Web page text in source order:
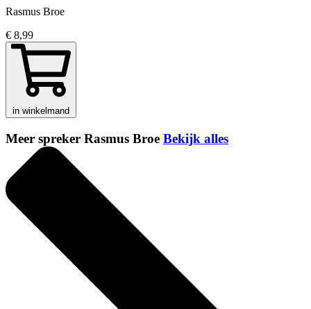
Rasmus Broe
€ 8,99
in winkelmand
Meer spreker Rasmus Broe Bekijk alles